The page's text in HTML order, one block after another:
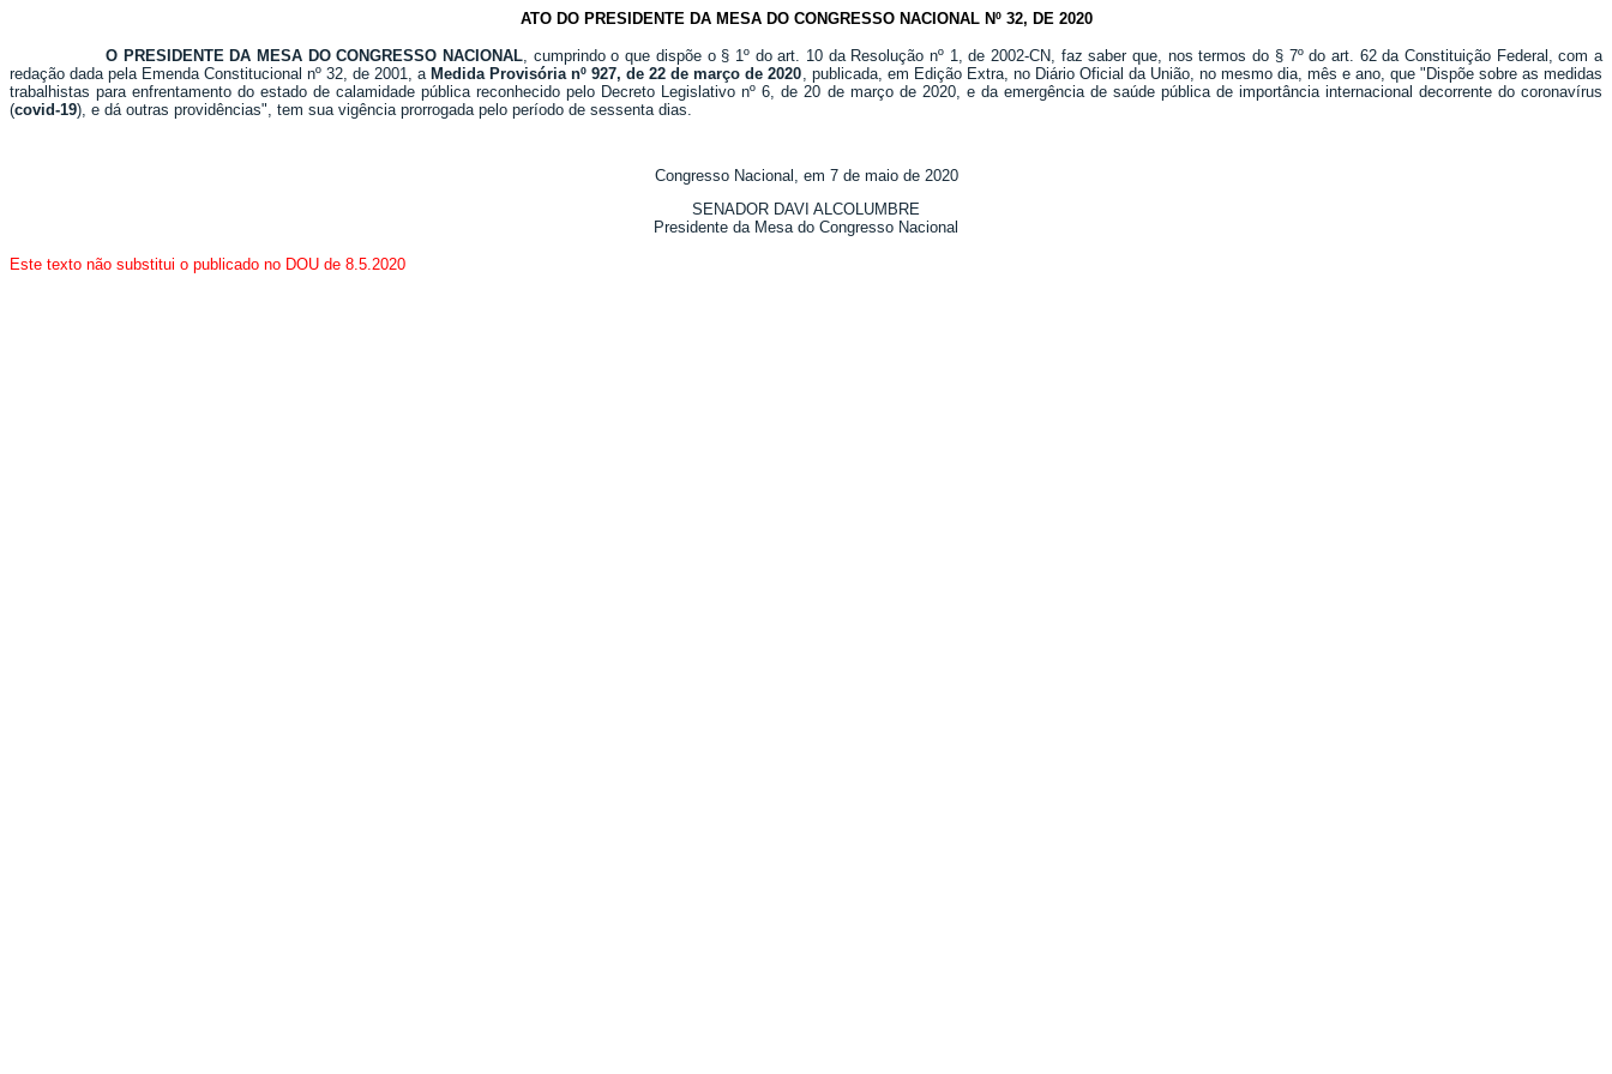
ATO DO PRESIDENTE DA MESA DO CONGRESSO NACIONAL Nº 32, DE 2020
O PRESIDENTE DA MESA DO CONGRESSO NACIONAL, cumprindo o que dispõe o § 1º do art. 10 da Resolução nº 1, de 2002-CN, faz saber que, nos termos do § 7º do art. 62 da Constituição Federal, com a
redação dada pela Emenda Constitucional nº 32, de 2001, a Medida Provisória nº 927, de 22 de março de 2020, publicada, em Edição Extra, no Diário Oficial da União, no mesmo dia, mês e ano, que "Dispõe sobre as medidas
trabalhistas para enfrentamento do estado de calamidade pública reconhecido pelo Decreto Legislativo nº 6, de 20 de março de 2020, e da emergência de saúde pública de importância internacional decorrente do coronavírus
(covid-19), e dá outras providências", tem sua vigência prorrogada pelo período de sessenta dias.
Congresso Nacional, em 7 de maio de 2020
SENADOR DAVI ALCOLUMBRE
Presidente da Mesa do Congresso Nacional
Este texto não substitui o publicado no DOU de 8.5.2020